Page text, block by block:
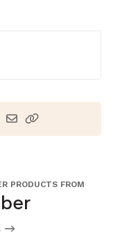
PRODUCTS FROM